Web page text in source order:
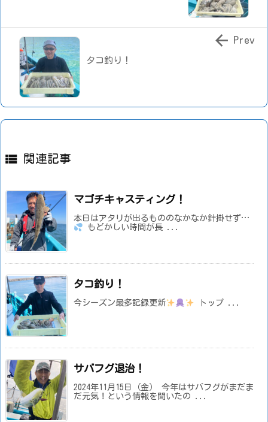
タコ釣り！
 Prev
 関連記事
マゴチキャスティング！
本日はアタリが出るもののなかなか針掛せず…
もどかしい時間が長 ...
タコ釣り！
今シーズン最多記録更新 トップ ...
サバフグ退治！
2024年11月15日（金） 今年はサバフグがまだま
だ元気！という情報を聞いたの ...